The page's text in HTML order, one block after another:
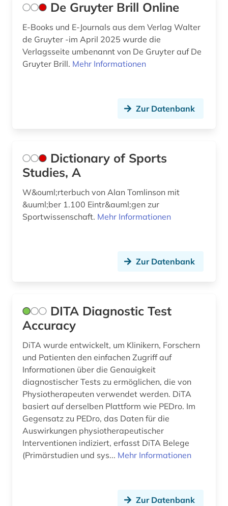
De Gruyter Brill Online
E-Books und E-Journals aus dem Verlag Walter
de Gruyter -im April 2025 wurde die
Verlagsseite umbenannt von De Gruyter auf De
Gruyter Brill. Mehr Informationen
Zur Datenbank
Dictionary of Sports
Studies, A
W&ouml;rterbuch von Alan Tomlinson mit
&uuml;ber 1.100 Eintr&auml;gen zur
Sportwissenschaft. Mehr Informationen
Zur Datenbank
DITA Diagnostic Test
Accuracy
DiTA wurde entwickelt, um Klinikern, Forschern
und Patienten den einfachen Zugriff auf
Informationen über die Genauigkeit
diagnostischer Tests zu ermöglichen, die von
Physiotherapeuten verwendet werden. DiTA
basiert auf derselben Plattform wie PEDro. Im
Gegensatz zu PEDro, das Daten für die
Auswirkungen physiotherapeutischer
Interventionen indiziert, erfasst DiTA Belege
(Primärstudien und sys... Mehr Informationen
Zur Datenbank